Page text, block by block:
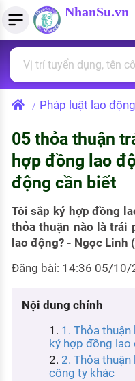
NhanSu.vn
Tìm việc làm
Việc làm ngành luật
Việc làm lương cao
Việc làm tốt nhất
CÔNG TY
Danh sách nhà tuyển
Nhà tuyển dụng hàng
Quản lý CV
Tải CV lên
Tạo CV trực tuyến
MẪU CV THEO STYLE
Mẫu CV đơn giản
Mẫu CV hiện đại
Tính lương Gross - Net
Tính thuế thu nhập cá
Tính trợ cấp thất
PHÁP LUẬT VIỆT NAM
Văn bản pháp luật
PHÁP LUẬT LAO ĐỘNG
Lao động và tiền lương
Thuế thu nhập
Hồ sơ biểu mẫu
Tử vi nghề nghiệp
Kỹ năng nghề nghiệp
/ Pháp luật lao động
05 thỏa thuận
hợp đồng lao
động cần biết
Tôi sắp ký hợp đồng
thỏa thuận nào là trái
lao động? - Ngọc Linh
Đăng bài: 14:36 05/10/
Nội dung chính
1. Thỏa
ký hợp đồng lao
2. Thỏa
công ty khác